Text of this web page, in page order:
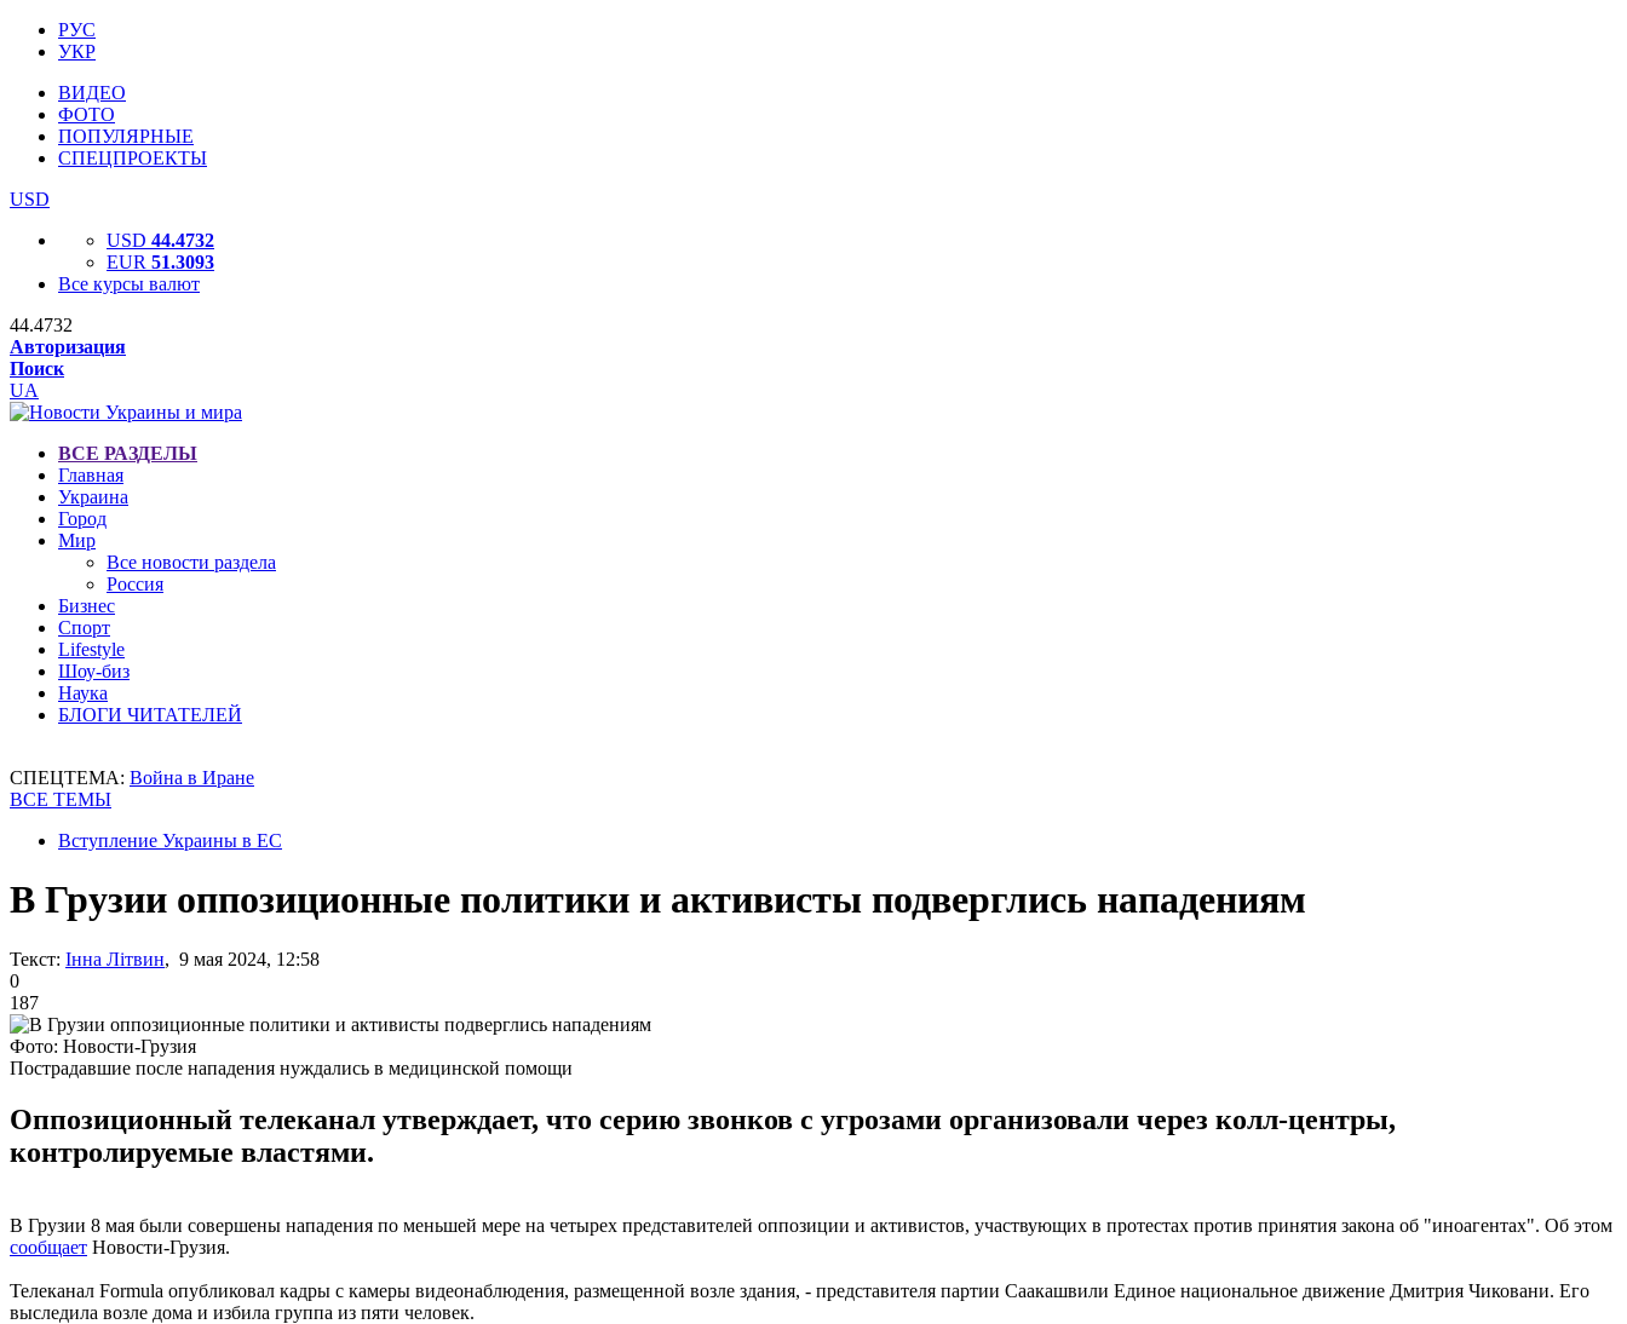
РУС
УКР
ВИДЕО
ФОТО
ПОПУЛЯРНЫЕ
СПЕЦПРОЕКТЫ
USD
USD 44.4732
EUR 51.3093
Все курсы валют
44.4732
Авторизация
Поиск
UA
ВСЕ РАЗДЕЛЫ
Главная
Украина
Город
Мир
Все новости раздела
Россия
Бизнес
Спорт
Lifestyle
Шоу-биз
Наука
БЛОГИ ЧИТАТЕЛЕЙ
СПЕЦТЕМА: Война в Иране
ВСЕ ТЕМЫ
Вступление Украины в ЕС
В Грузии оппозиционные политики и активисты подверглись нападениям
Текст: Інна Літвин, 9 мая 2024, 12:58
0
187
Фото: Новости-Грузия
Пострадавшие после нападения нуждались в медицинской помощи
Оппозиционный телеканал утверждает, что серию звонков с угрозами организовали через колл-центры,
контролируемые властями.
В Грузии 8 мая были совершены нападения по меньшей мере на четырех представителей оппозиции и активистов, участвующих в протестах против принятия закона об "иноагентах". Об этом
сообщает Новости-Грузия.
Телеканал Formula опубликовал кадры с камеры видеонаблюдения, размещенной возле здания, - представителя партии Саакашвили Единое национальное движение Дмитрия Чиковани. Его
выследила возле дома и избила группа из пяти человек.